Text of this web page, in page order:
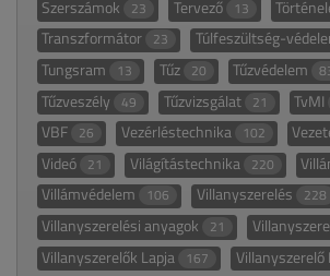
Szerszámok 23 Tervező 13
Transzformátor 23 Túlfeszültség-
Tungsram 13 Tűz 20 Tűzvédelem
Tűzveszély 49 Tűzvizsgálat 21 TvMI
VBF 26 Vezérléstechnika 102
Videó 21 Világítástechnika 220
Villámvédelem 106 Villanyszerelés 228
Villanyszerelési anyagok 21
Villanyszerelők Lapja 167 Villanyszerelő